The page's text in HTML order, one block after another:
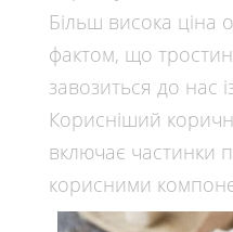
Більш висока ціна
фактом, що
завозиться до нас
Корисніший
включає частинки
корисними